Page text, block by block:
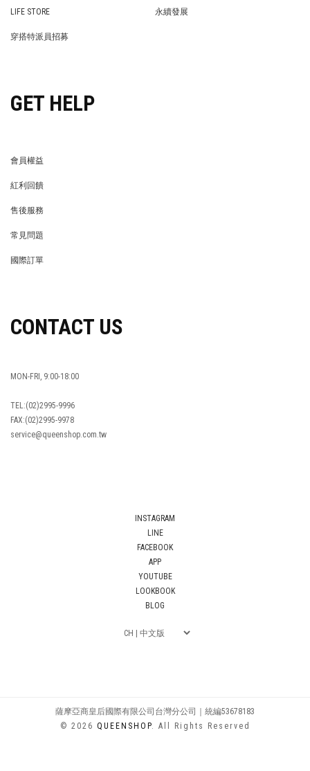
LIFE STORE
永續發展
穿搭特派員招募
GET HELP
會員權益
紅利回饋
售後服務
常見問題
國際訂單
CONTACT US
MON-FRI, 9:00-18:00
TEL:(02)2995-9996
FAX:(02)2995-9978
service@queenshop.com.tw
INSTAGRAM
LINE
FACEBOOK
APP
YOUTUBE
LOOKBOOK
BLOG
薩摩亞商皇后國際有限公司台灣分公司｜統編53678183
© 2026 QUEENSHOP. All Rights Reserved